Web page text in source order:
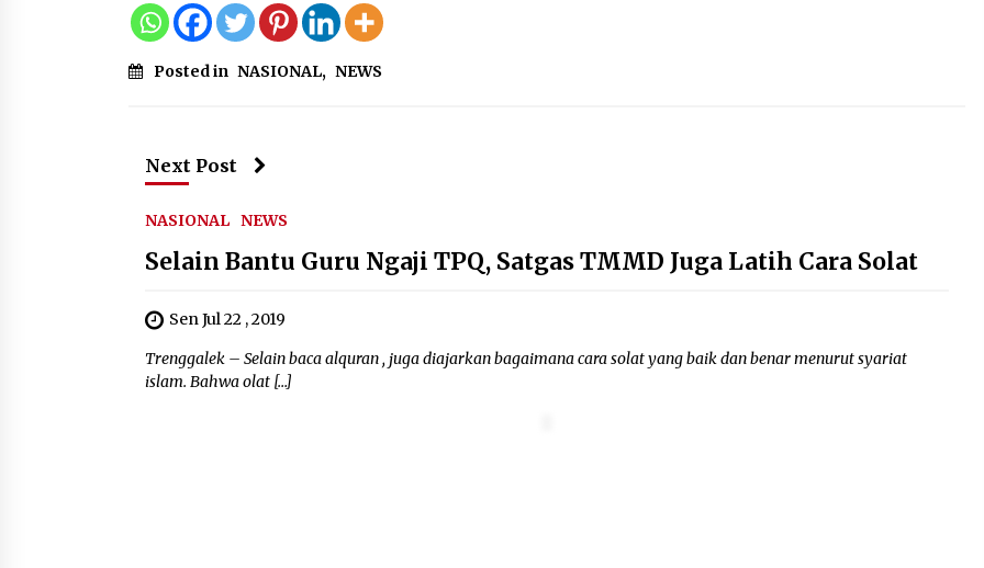
Posted in NASIONAL, NEWS
Next Post
NASIONAL NEWS
Selain Bantu Guru Ngaji TPQ, Satgas TMMD Juga Latih Cara Solat
Sen Jul 22 , 2019
Trenggalek – Selain baca alquran , juga diajarkan bagaimana cara solat yang baik dan benar menurut syariat
islam. Bahwa olat […]